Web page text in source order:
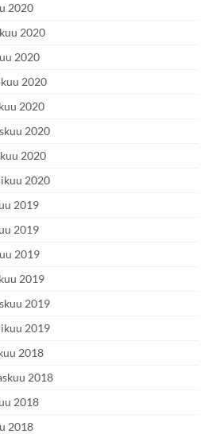
2020
2020
2020
2020
2020
2020
2020
2020
2019
2019
2019
2019
2019
2019
2018
2018
2018
2018